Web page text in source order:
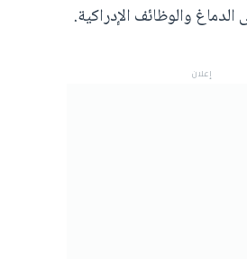
والوظائف الإدراكية.
إعلان